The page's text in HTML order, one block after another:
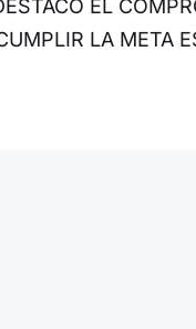
EL
LA META